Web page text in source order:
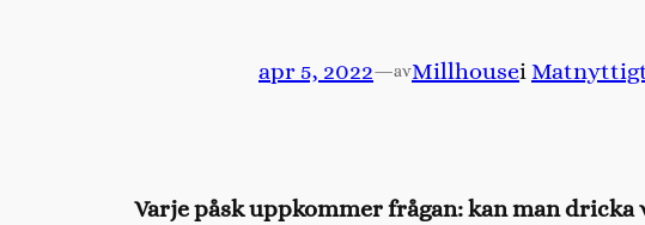
apr 5, 2022—avMillhousei
Varje påsk uppkommer frågan: kan man